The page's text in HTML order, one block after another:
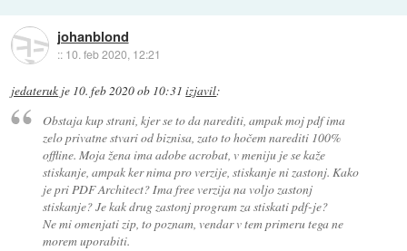
johanblond
:: 10. feb 2020, 12:21
jedateruk je 10. feb 2020 ob 10:31 izjavil:
Obstaja kup strani, kjer se to da narediti, ampak moj pdf ima
zelo privatne stvari od biznisa, zato to hočem narediti 100%
offline. Moja žena ima adobe acrobat, v meniju je se kaže
stiskanje, ampak ker nima pro verzije, stiskanje ni zastonj. Kako
je pri PDF Architect? Ima free verzija na voljo zastonj
stiskanje? Je kak drug zastonj program za stiskati pdf-je?
Ne mi omenjati zip, to poznam, vendar v tem primeru tega ne
morem uporabiti.